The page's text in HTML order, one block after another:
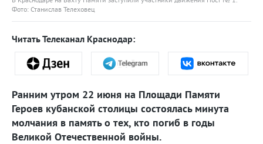
Фото: Станислав Телеховец
Читать Телеканал Краснодар:
Ранним утром 22 июня на Площади Памяти
Героев кубанской столицы состоялась минута
молчания в память о тех, кто погиб в годы
Великой Отечественной войны.